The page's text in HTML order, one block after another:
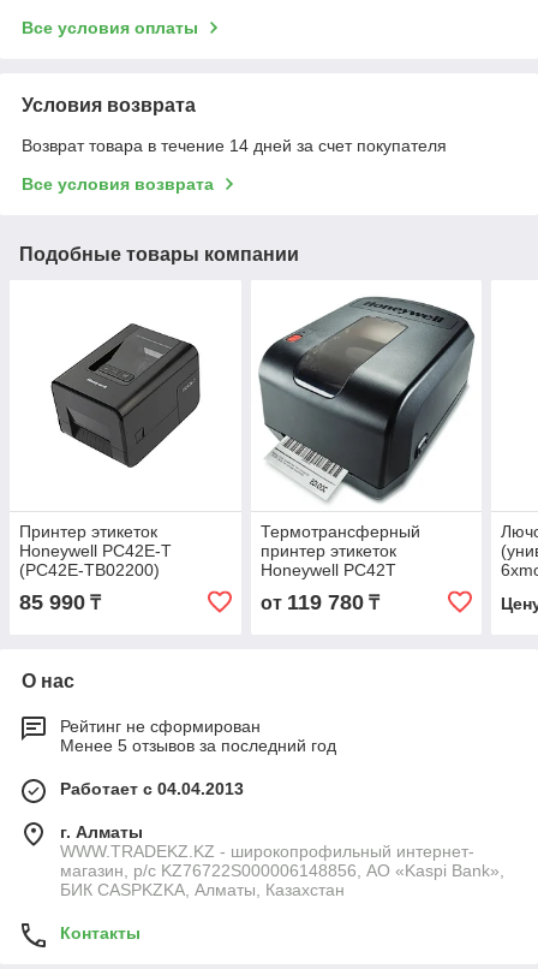
Все условия оплаты
Условия возврата
Возврат товара в течение 14 дней за счет покупателя
Все условия возврата
Подобные товары компании
Принтер этикеток
Honeywell PC42E-T
(PC42E-TB02200)
85 990 ₸
Термотрансферный
принтер этикеток
Honeywell PC42T
от 119 780₸
О нас
Рейтинг не сформирован
Менее 5 отзывов за последний год
Работает с 04.04.2013
г. Алматы
WWW.TRADEKZ.KZ - широкопрофильный интернет-
магазин, р/с KZ76722S000006148856, АО «Kaspi Bank»,
БИК CASPKZKA, Алматы, Казахстан
Контакты